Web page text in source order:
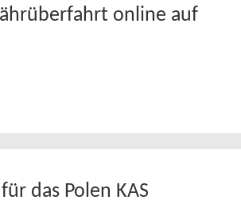
online auf
das Polen KAS